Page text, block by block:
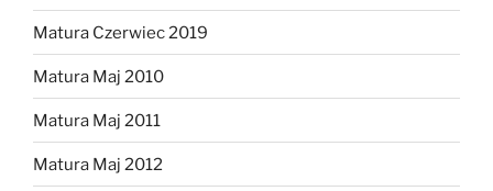
Matura Czerwiec 2019
Matura Maj 2010
Matura Maj 2011
Matura Maj 2012